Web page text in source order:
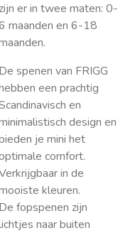
zijn er in twee maten: 0-
maanden en 6-18
De spenen van FRIGG
een prachtig
en
design en
je mini het
comfort.
in de
kleuren.
De fopspenen zijn
naar buiten